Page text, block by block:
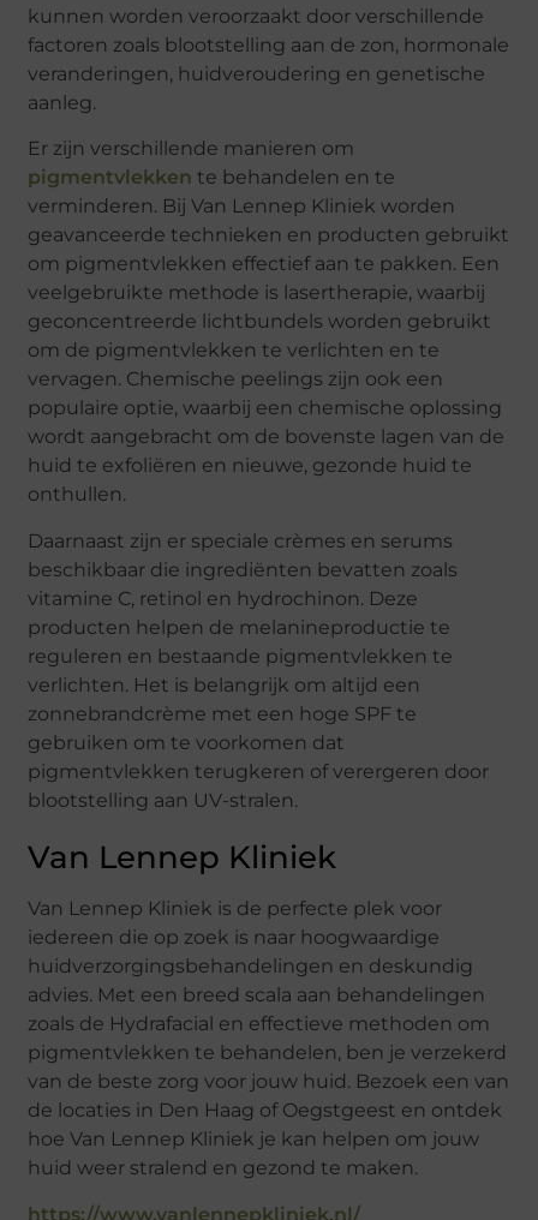
kunnen worden veroorzaakt door verschillende
factoren zoals blootstelling aan de zon, hormonale
veranderingen, huidveroudering en genetische
aanleg.
Er zijn verschillende manieren om
pigmentvlekken te behandelen en te
verminderen. Bij Van Lennep Kliniek worden
geavanceerde technieken en producten gebruikt
om pigmentvlekken effectief aan te pakken. Een
veelgebruikte methode is lasertherapie, waarbij
geconcentreerde lichtbundels worden gebruikt
om de pigmentvlekken te verlichten en te
vervagen. Chemische peelings zijn ook een
populaire optie, waarbij een chemische oplossing
wordt aangebracht om de bovenste lagen van de
huid te exfoliëren en nieuwe, gezonde huid te
onthullen.
Daarnaast zijn er speciale crèmes en serums
beschikbaar die ingrediënten bevatten zoals
vitamine C, retinol en hydrochinon. Deze
producten helpen de melanineproductie te
reguleren en bestaande pigmentvlekken te
verlichten. Het is belangrijk om altijd een
zonnebrandcrème met een hoge SPF te
gebruiken om te voorkomen dat
pigmentvlekken terugkeren of verergeren door
blootstelling aan UV-stralen.
Van Lennep Kliniek
Van Lennep Kliniek is de perfecte plek voor
iedereen die op zoek is naar hoogwaardige
huidverzorgingsbehandelingen en deskundig
advies. Met een breed scala aan behandelingen
zoals de Hydrafacial en effectieve methoden om
pigmentvlekken te behandelen, ben je verzekerd
van de beste zorg voor jouw huid. Bezoek een van
de locaties in Den Haag of Oegstgeest en ontdek
hoe Van Lennep Kliniek je kan helpen om jouw
huid weer stralend en gezond te maken.
https://www.vanlennepkliniek.nl/